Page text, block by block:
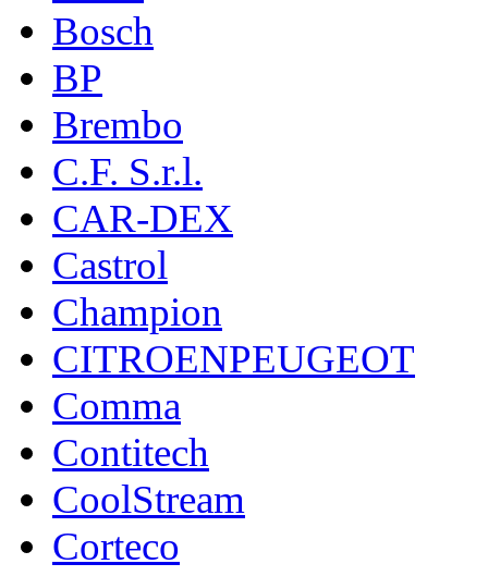
Bosch
BP
Brembo
C.F. S.r.l.
CAR-DEX
Castrol
Champion
CITROENPEUGEOT
Comma
Contitech
CoolStream
Corteco